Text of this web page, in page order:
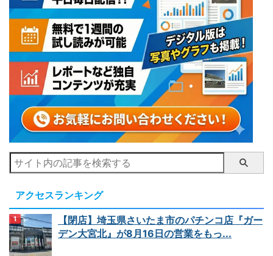
アクセスランキング
【閉店】埼玉県さいたま市のパチンコ店『ガー
デン大宮北』が8月16日の営業をもっ...